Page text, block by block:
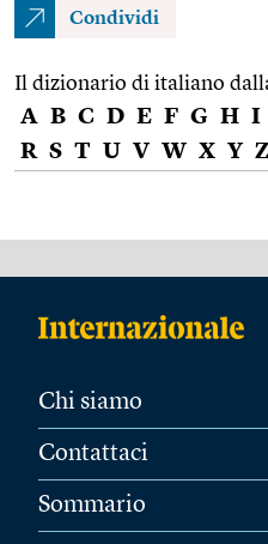
Condividi
Il dizionario di italiano
A B C D E F G H I
R S T U V W X Y Z
Chi siamo
Contattaci
Sommario